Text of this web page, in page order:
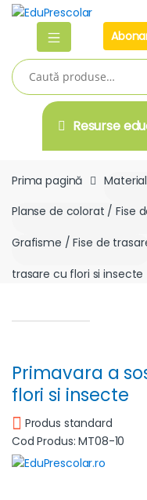
Skip
navigation
Skip
Caută
după:
Resurse
Prima pagină
Planse de colorat / Fise
Grafisme / Fise de
trasare cu flori si insecte
Primavara a
flori si insecte
Produs standard
Cod Produs: MT08-10